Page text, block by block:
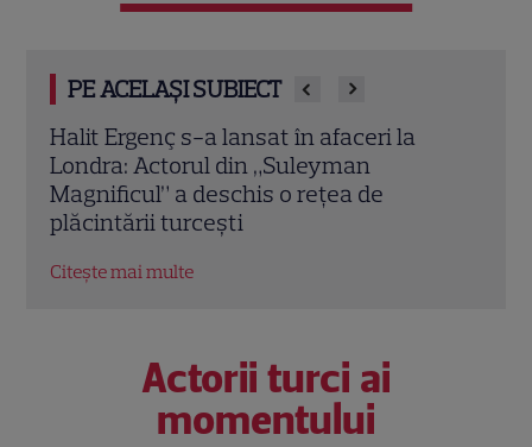
PE ACELAȘI SUBIECT
Vedete din România care au ales nume
speciale pentru copii: de la Nina, fetița
Laurei Cosoi, la Jessica lui Pepe și
Josephine a Ginei Pistol
Citește mai multe
Actorii turci ai
momentului